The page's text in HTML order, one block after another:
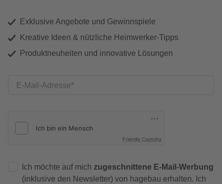
Exklusive Angebote und Gewinnspiele
Kreative Ideen & nützliche Heimwerker-Tipps
Produktneuheiten und innovative Lösungen
E-Mail-Adresse
Friendly Captcha
Ich möchte auf mich zugeschnittene E-Mail-Werbung
(inklusive den Newsletter) von hagebau erhalten. Ich